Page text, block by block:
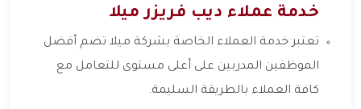
خدمة عملاء ديب فريزر ميلا
تعتبر خدمة العملاء الخاصة بشركة ميلا تضم أفضل
الموظفين المدربين على أعلى مستوى للتعامل مع
كافة العملاء بالطريقة السليمة.